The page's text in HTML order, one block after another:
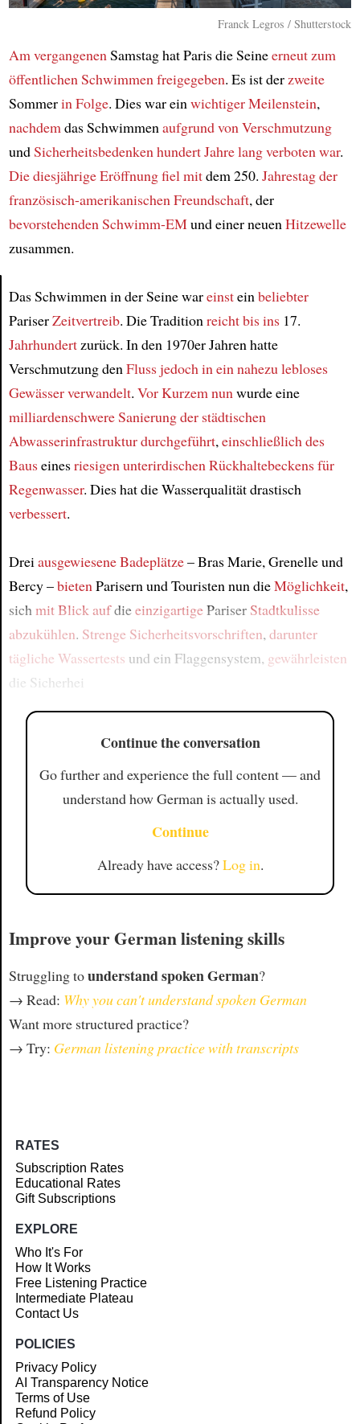
Article
Franck Legros / Shutterstock
Am vergangenen Samstag hat Paris die Seineerneut zum
öffentlichen Schwimmen freigegeben. Es ist der zweite
Sommerin Folge. Dies war ein wichtiger Meilenstein,
nachdem das Schwimmen aufgrund von Verschmutzung
undSicherheitsbedenken hundert Jahre langverboten war.
Die diesjährige Eröffnungfiel mitdem 250. Jahrestagder
französisch-amerikanischen Freundschaft, der
bevorstehenden Schwimm-EMund einer neuen Hitzewelle
zusammen.
Das Schwimmen in der Seine wareinstein beliebter
PariserZeitvertreib. Die Tradition reicht bis ins17.
Jahrhundertzurück. In den 1970er Jahren hatte
Verschmutzung den Flussjedoch in ein nahezu lebloses
Gewässerverwandelt. Vor Kurzem nun wurde eine
milliardenschwere Sanierungder städtischen
Abwasserinfrastrukturdurchgeführt, einschließlich des
Bauseinesriesigen unterirdischen Rückhaltebeckens für
Regenwasser. Dies hat die Wasserqualität drastisch
verbessert.
Drei ausgewiesene Badeplätze– Bras Marie, Grenelle und
Bercy –bieten Parisern und Touristen nun dieMöglichkeit,
sich mit Blick aufdieeinzigartigePariser Stadtkulisse
abzukühlen. Strenge Sicherheitsvorschriften, darunter
tägliche Wassertests und ein Flaggensystem, gewährleisten
die Sicherhei
Continue the conversation
Go further and experience the full content — and
understand how German is actually used.
Continue
Already have access?Log in.
Improve your German listening skills
Struggling tounderstand spoken German?
→ Read: Why you can't understand spoken German
Want more structured practice?
→ Try: German listening practice with transcripts
RATES
Subscription Rates
Educational Rates
Gift Subscriptions
EXPLORE
Who It's For
How It Works
Free Listening Practice
Intermediate Plateau
Contact Us
POLICIES
Privacy Policy
AI Transparency Notice
Terms of Use
Refund Policy